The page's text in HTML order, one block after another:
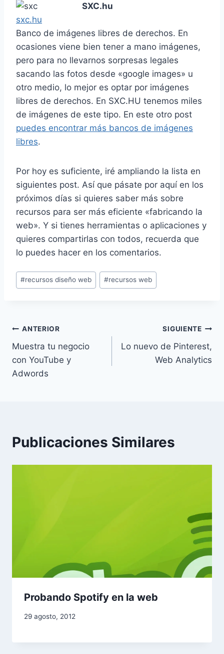
SXC.hu
sxc.hu
Banco de imágenes libres de derechos. En
ocasiones viene bien tener a mano imágenes,
pero para no llevarnos sorpresas legales
sacando las fotos desde «google images» u
otro medio, lo mejor es optar por imágenes
libres de derechos. En SXC.HU tenemos miles
de imágenes de este tipo. En este otro post
puedes encontrar más bancos de imágenes
libres.
Por hoy es suficiente, iré ampliando la lista en
siguientes post. Así que pásate por aquí en los
próximos días si quieres saber más sobre
recursos para ser más eficiente «fabricando la
web». Y si tienes herramientas o aplicaciones y
quieres compartirlas con todos, recuerda que
lo puedes hacer en los comentarios.
Etiquetas
de
#recursos diseño web #recursos web
Navegación
de
entradas
ANTERIOR
Muestra tu negocio
con YouTube y
Adwords
SIGUIENTE
Lo nuevo de Pinterest,
Web Analytics
Publicaciones Similares
Probando Spotify en la web
29 agosto, 2012